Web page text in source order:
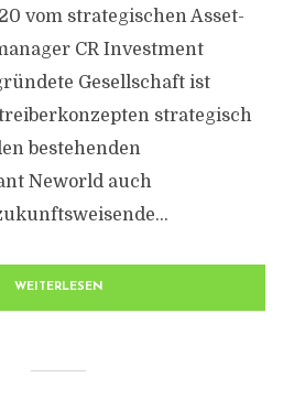
vom strategischen Asset-
CR Investment
Gesellschaft ist
strategisch
bestehenden
Neworld auch
WEITERLESEN